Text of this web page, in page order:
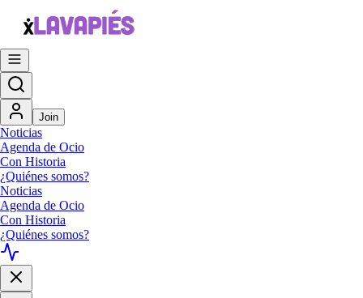
Join
Noticias
Agenda de Ocio
Con Historia
¿Quiénes somos?
Noticias
Agenda de Ocio
Con Historia
¿Quiénes somos?